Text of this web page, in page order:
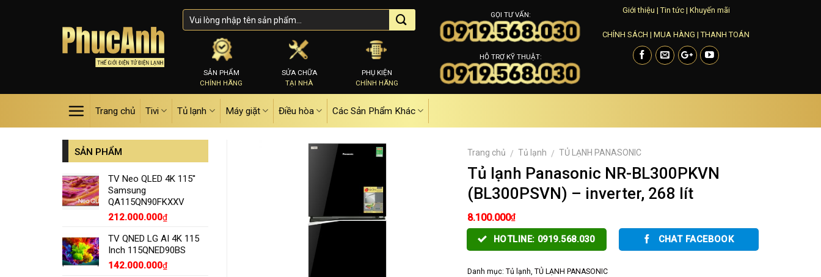
SẢN PHẨM
CHÍNH HÃNG
SỬA CHỮA
TẠI NHÀ
PHỤ KIỆN
CHÍNH HÃNG
GỌI TƯ VẤN:
HỖ TRỢ KỸ THUẬT:
Giới thiệu |Tin tức| Khuyến mãi
CHÍNH SÁCH |MUA HÀNG |THANH TOÁN
Trang chủ Tivi Tủ lạnh Máy giặt Điều hòa Các Sản Phẩm Khác
Trang chủ / Tủ lạnh / TỦ LẠNH PANASONIC
Tủ lạnh Panasonic NR-BL300PKVN
(BL300PSVN) – inverter, 268 lít
8.100.000₫
HOTLINE: 0919.568.030 CHAT FACEBOOK
Danh mục: Tủ lạnh, TỦ LẠNH PANASONIC
SẢN PHẨM
TV Neo QLED 4K 115''
Samsung
QA115QN90FKXXV
212.000.000₫
TV QNED LG AI 4K 115
Inch 115QNED90BS
142.000.000₫